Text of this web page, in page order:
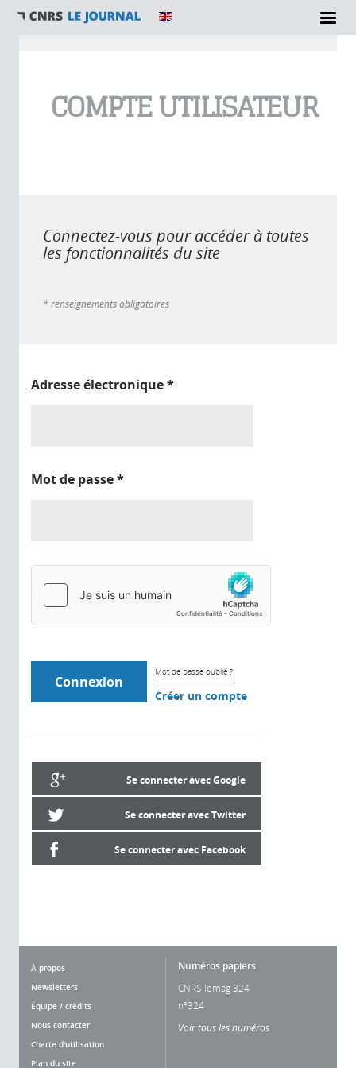
COMPTE UTILISATEUR
Connectez-vous pour accéder à toutes
les fonctionnalités du site
* renseignements obligatoires
Adresse électronique*
Mot de passe*
Mot de passe oublié ?
Créer un compte
Se connecter avec Google
Se connecter avec Twitter
Se connecter avec Facebook
À propos
Newsletters
Équipe / crédits
Nous contacter
Charte d'utilisation
Plan du site
Numéros papiers
CNRS lemag 324
n°324
Voir tous les numéros